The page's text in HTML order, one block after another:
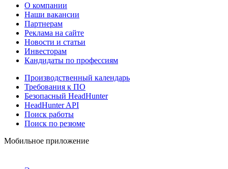
О компании
Наши вакансии
Партнерам
Реклама на сайте
Новости и статьи
Инвесторам
Кандидаты по профессиям
Производственный календарь
Требования к ПО
Безопасный HeadHunter
HeadHunter API
Поиск работы
Поиск по резюме
Мобильное приложение